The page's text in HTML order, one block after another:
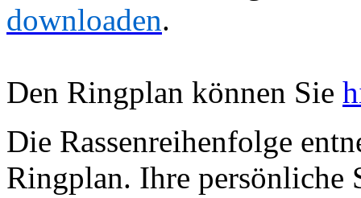
downloaden.
Den Ringplan können Sie
Die Rassenreihenfolge
Ringplan. Ihre persönliche